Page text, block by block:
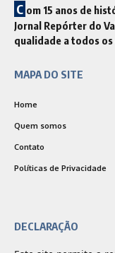
C om 15 anos de
Jornal Repórter do
qualidade a todos
MAPA DO SITE
Home
Quem somos
Contato
Políticas de Privacidade
DECLARAÇÃO